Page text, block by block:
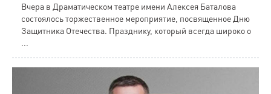
Вчера в Драматическом театре имени Алексея Баталова
состоялось торжественное мероприятие, посвященное Дню
Защитника Отечества. Празднику, который всегда широко о
...